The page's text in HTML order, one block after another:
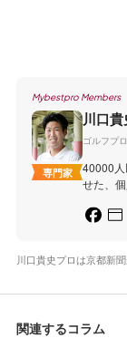
Mybestpro Members
専門家
川口貴
ゴルフプロ
40000
せた、
川口貴史プロは京都新
関連するコラム